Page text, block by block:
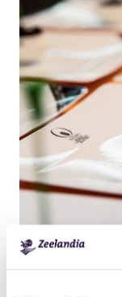
Click
to
Size:
52.712890625KB